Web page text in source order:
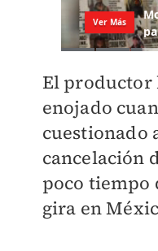
El productor
enojado
cuestionado
cancelación
poco tiempo
gira en